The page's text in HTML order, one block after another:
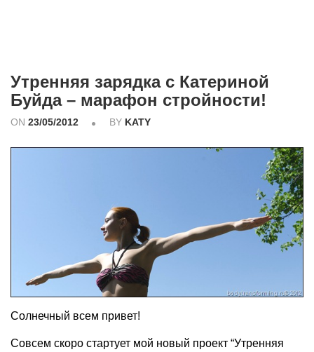
Утренняя зарядка с Катериной
Буйда – марафон стройности!
ON 23/05/2012 BY KATY
Солнечный всем привет!
Совсем скоро стартует мой новый проект “Утренняя